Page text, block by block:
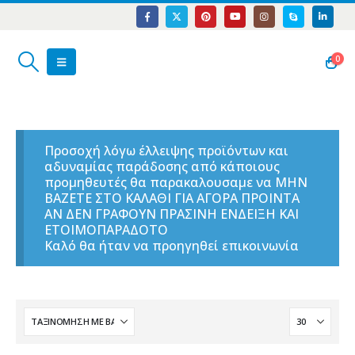
0
Προσοχή λόγω έλλειψης προϊόντων και
αδυναμίας παράδοσης από κάποιους
προμηθευτές θα παρακαλουσαμε να ΜΗΝ
ΒΑΖΕΤΕ ΣΤΟ ΚΑΛΑΘΙ ΓΙΑ ΑΓΟΡΑ ΠΡΟΙΝΤΑ
ΑΝ ΔΕΝ ΓΡΑΦΟΥΝ ΠΡΑΣΙΝΗ ΕΝΔΕΙΞΗ ΚΑΙ
ΕΤΟΙΜΟΠΑΡΑΔΟΤΟ
Καλό θα ήταν να προηγηθεί επικοινωνία